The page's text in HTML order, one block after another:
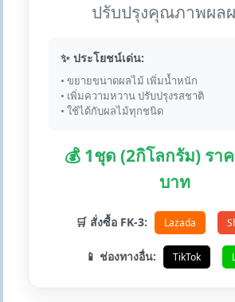
ปรับปรุงคุณภาพผล
✨ ประโยชน์เด่น:
• ขยายขนาดผลไม้ เพิ่มน้ำหนัก
• เพิ่มความหวาน ปรับปรุงรสชาติ
• ใช้ได้กับผลไม้ทุกชนิด
💰 1ชุด (2กิโลกรัม) รา
บาท
🛒 สั่งซื้อ FK-3: Lazada
📱 ช่องทางอื่น: TikTok